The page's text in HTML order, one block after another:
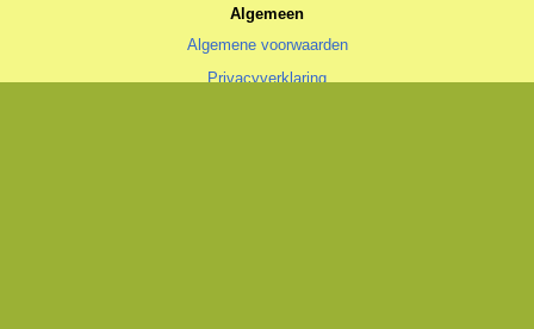
Algemeen
Algemene voorwaarden
Privacyverklaring